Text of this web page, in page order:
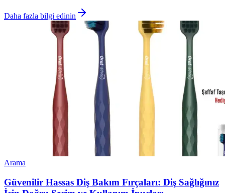
Daha fazla bilgi edinin
Arama
Güvenilir Hassas Diş Bakım Fırçaları: Diş Sağlığınız